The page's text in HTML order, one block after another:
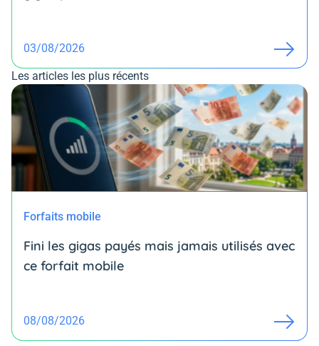
03/08/2026
Les articles les plus récents
Forfaits mobile
Fini les gigas payés mais jamais utilisés avec
ce forfait mobile
08/08/2026